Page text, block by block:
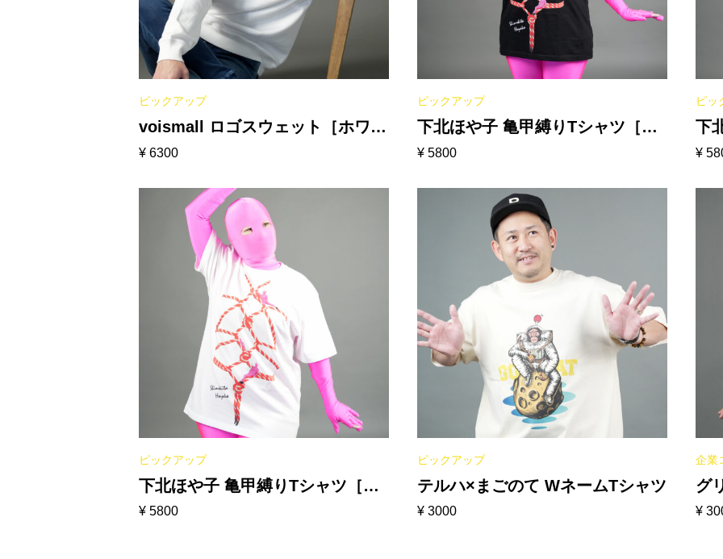
ピックアップ
voismall ロゴスウェット［ホワイ
ト］
¥ 6300
ピックアップ
下北ほや子 亀甲縛りTシャツ［ブ
ラック］
¥5800
ピッ
下
イ
¥
ピックアップ
下北ほや子 亀甲縛りTシャツ［ホ
ワイト］
¥ 5800
ピックアップ
テルハ×まごのて WネームTシャツ
¥3000
企業
グ
ッ
¥